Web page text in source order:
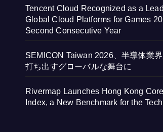
Tencent Cloud Recognized as a
Global Cloud Platforms for Games
Second Consecutive Year
SEMICON Taiwan 2026、半導体業
打ち出すグローバルな舞台に
Rivermap Launches Hong Kong
Index, a New Benchmark for the